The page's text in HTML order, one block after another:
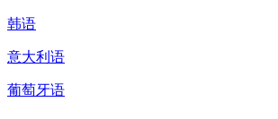
韩语
意大利语
葡萄牙语